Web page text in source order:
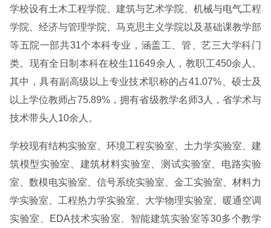
学校设有土木工程学院、建筑与艺术学院、机械与电气工程
学院、经济与管理学院、马克思主义学院以及基础课教学部
等五院一部共31个本科专业，涵盖工、管、艺三大学科门
类。现有全日制本科在校生11649余人，教职工450余人。
其中，具有副高级以上专业技术职称的占41.07%、硕士及
以上学位教师占75.89%，拥有省级教学名师3人，省学术与
技术带头人10余人。
学校现有结构实验室、环境工程实验室、土力学实验室、建
筑模型实验室、建筑材料实验室、测试实验室、电路实验
室、数模电实验室、信号系统实验室、金工实验室、材料力
学实验室、工程热力学实验室、大学物理实验室、暖通空调
实验室、EDA技术实验室、智能建筑实验室等30多个教学